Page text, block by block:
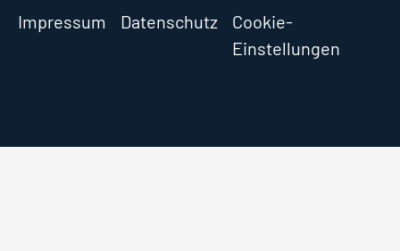
Impressum Datenschutz
Cookie-
Einstellungen